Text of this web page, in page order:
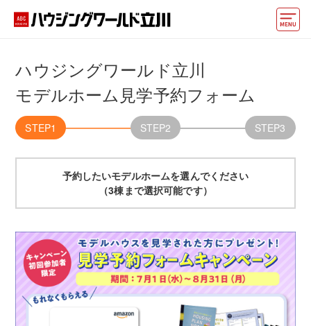
住宅会社・ハウスメーカー
イベント情報・プレゼント
好みからモデルハウスを探す
他の展示場 ABCハウジングトップ
マイページ アカウント登録
ハウジングワールド立川
モデルホーム見学予約フォーム
STEP1 STEP2 STEP3
予約したいモデルホームを選んでください
（3棟まで選択可能です）